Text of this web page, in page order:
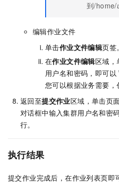
到/home/
编辑作业文件
单击作业文件编辑页签。
在作业文件编辑区域，
用户名和密码，即可以
您可以根据业务需要，
返回至提交作业区域，单击页
对话框中输入集群用户名和密
行。
执行结果
提交作业完成后，在作业列表页即